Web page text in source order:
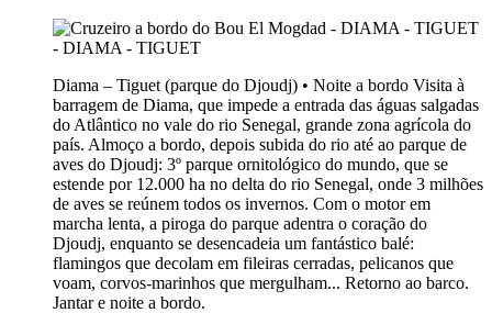
Diama – Tiguet (parque do Djoudj) • Noite a bordo Visita à
barragem de Diama, que impede a entrada das águas salgadas
do Atlântico no vale do rio Senegal, grande zona agrícola do
país. Almoço a bordo, depois subida do rio até ao parque de
aves do Djoudj: 3º parque ornitológico do mundo, que se
estende por 12.000 ha no delta do rio Senegal, onde 3 milhões
de aves se reúnem todos os invernos. Com o motor em
marcha lenta, a piroga do parque adentra o coração do
Djoudj, enquanto se desencadeia um fantástico balé:
flamingos que decolam em fileiras cerradas, pelicanos que
voam, corvos-marinhos que mergulham... Retorno ao barco.
Jantar e noite a bordo.